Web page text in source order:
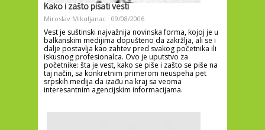
Kako i zašto pisati vesti
Miroslav Mikuljanac 09/08/2006
Vest je suštinski najvažnija novinska forma, kojoj je u
balkanskim medijima dopušteno da zakržlja, ali se i
dalje postavlja kao zahtev pred svakog početnika ili
iskusnog profesionalca. Ovo je uputstvo za
početnike: šta je vest, kako se piše i zašto se piše na
taj način, sa konkretnim primerom neuspeha pet
srpskih medija da izađu na kraj sa veoma
interesantnim agencijskim informacijama.